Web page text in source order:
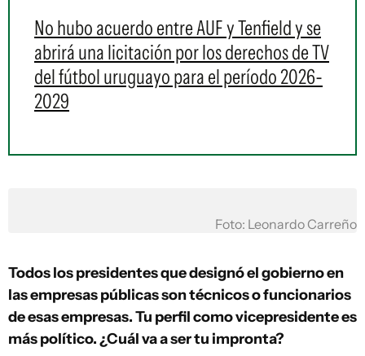
No hubo acuerdo entre AUF y Tenfield y se
abrirá una licitación por los derechos de TV
del fútbol uruguayo para el período 2026-
2029
Foto: Leonardo Carreño
Todos los presidentes que designó el gobierno en
las empresas públicas son técnicos o funcionarios
de esas empresas. Tu perfil como vicepresidente es
más político. ¿Cuál va a ser tu impronta?